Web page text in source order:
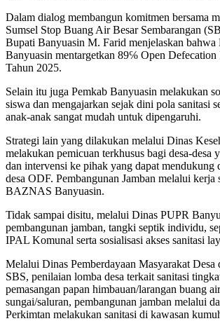
Dalam dialog membangun komitmen bersama
Sumsel Stop Buang Air Besar Sembarangan
Bupati Banyuasin M. Farid menjelaskan bahwa
Banyuasin mentargetkan 89℅ Open
Tahun 2025.
Selain itu juga Pemkab Banyuasin melakukan
siswa dan mengajarkan sejak dini pola sanitasi
anak-anak sangat mudah untuk dipengaruhi.
Strategi lain yang dilakukan melalui Dinas
melakukan pemicuan terkhusus bagi desa-desa
dan intervensi ke pihak yang dapat mendukung
desa ODF. Pembangunan Jamban melalui kerja
BAZNAS Banyuasin.
Tidak sampai disitu, melalui Dinas PUPR
pembangunan jamban, tangki septik individu,
IPAL Komunal serta sosialisasi akses sanitasi
Melalui Dinas Pemberdayaan Masyarakat Desa
SBS, penilaian lomba desa terkait sanitasi
pemasangan papan himbauan/larangan buang
sungai/saluran, pembangunan jamban melalui
Perkimtan melakukan sanitasi di kawasan